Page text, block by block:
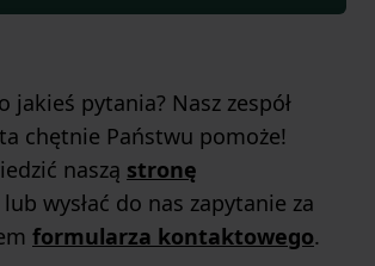
jakieś pytania? Nasz zespół
chętnie Państwu pomoże!
naszą stronę
lub wysłać do nas zapytanie za
formularza kontaktowego.